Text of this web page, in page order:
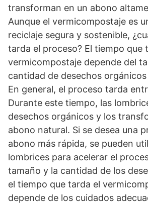
transforman en un abono
Aunque el vermicompostaje es
reciclaje segura y sostenible,
tarda el proceso? El tiempo que
vermicompostaje depende del
cantidad de desechos
En general, el proceso tarda
Durante este tiempo, las
desechos orgánicos y los
abono natural. Si se desea una
abono más rápida, se pueden
lombrices para acelerar el
tamaño y la cantidad de los
el tiempo que tarda el
depende de los cuidados